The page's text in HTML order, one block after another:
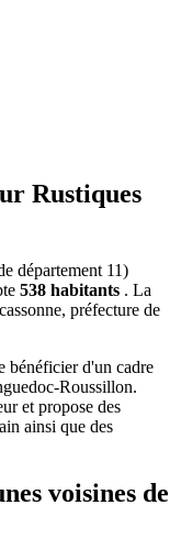
Rustiques
département 11)
538 habitants . La
préfecture de
bénéficier d'un cadre
Roussillon.
et propose des
ainsi que des
voisines de